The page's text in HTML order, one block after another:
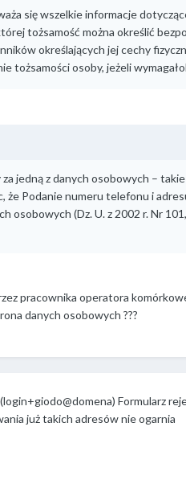
się wszelkie informacje
tożsamość można określić
określających jej cechy
tożsamości osoby, jeżeli
jedną z danych osobowych –
że Podanie numeru telefonu i
osobowych (Dz. U. z 2002 r. Nr
pracownika operatora
danych osobowych ???
Formularz
już takich adresów nie ogarnia